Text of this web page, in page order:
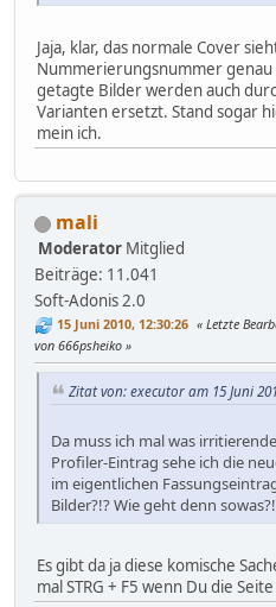
Jaja, klar, das normale Cover
Nummerierungsnummer genau
getagte Bilder werden auch
Varianten ersetzt. Stand sogar
mein ich.
mali
Moderator Mitglied
Beiträge: 11.041
Soft-Adonis 2.0
15 Juni 2010, 12:30:26 Letzte
von 666psheiko
Zitat von: executor am 15 Juni
Da muss ich mal was
Profiler-Eintrag sehe ich die
im eigentlichen
Bilder?!? Wie geht denn
Es gibt da ja diese komische
mal STRG + F5 wenn Du die